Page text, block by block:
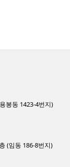
봉동 1423-4번지)
(임동 186-8번지)